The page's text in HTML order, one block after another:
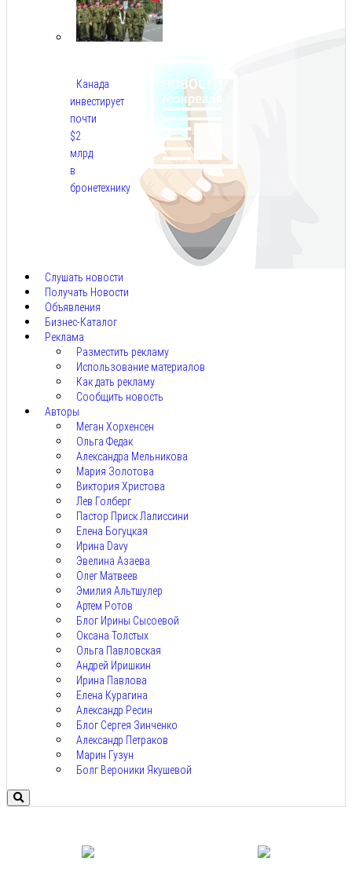
Канада
инвестирует
почти
$2
млрд
в
бронетехнику
Слушать новости
Получать Новости
Объявления
Бизнес-Каталог
Реклама
Разместить рекламу
Использование материалов
Как дать рекламу
Сообщить новость
Авторы
Меган Хорхенсен
Ольга Федак
Александра Мельникова
Мария Золотова
Виктория Христова
Лев Голберг
Пастор Приск Лалиссини
Елена Богуцкая
Ирина Davy
Эвелина Азаева
Олег Матвеев
Эмилия Альтшулер
Артем Ротов
Блог Ирины Сысоевой
Оксана Толстых
Ольга Павловская
Андрей Иришкин
Ирина Павлова
Елена Курагина
Александр Ресин
Блог Сергея Зинченко
Александр Петраков
Марин Гузун
Болг Вероники Якушевой